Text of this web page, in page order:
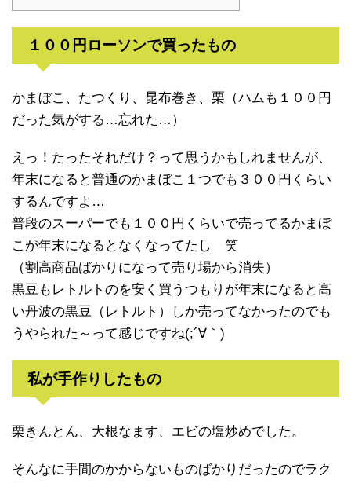
１００円ローソンで買ったもの
かまぼこ、たつくり、昆布巻き、栗（ハムも１００円
だった気がする…忘れた…）
えっ！たったそれだけ？って思うかもしれませんが、
年末になると普通のかまぼこ１つでも３００円くらい
するんですよ…
普段のスーパーでも１００円くらいで売ってるかまぼ
こが年末になるとなくなってたし 笑
（割高商品ばかりになって売り場から消失）
黒豆もレトルトのを安く買うつもりが年末になると高
い丹波の黒豆（レトルト）しか売ってなかったのでも
うやられた～って感じですね(;´∀｀)
私が手作りしたもの
栗きんとん、大根なます、エビの塩炒めでした。
そんなに手間のかからないものばかりだったのでラク